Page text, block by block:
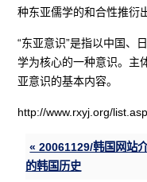
种东亚儒学的和合性推衍
“东亚意识”是指以中国、
学为核心的一种意识。主
亚意识的基本内容。
http://www.rxyj.org/
« 20061129/韩国网站
的韩国历史